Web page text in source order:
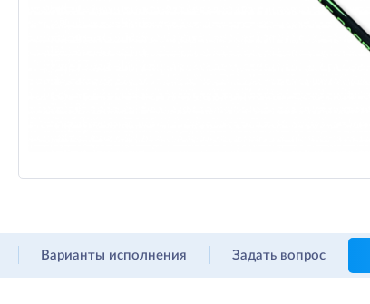
Варианты исполнения Задать вопрос